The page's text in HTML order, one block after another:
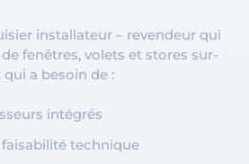
installateur – revendeur qui
fenêtres, volets et stores sur-
a besoin de :
intégrés
technique